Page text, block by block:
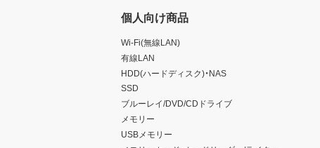
個人向け商品
Wi-Fi(無線LAN)
有線LAN
HDD(ハードディスク)・NAS
SSD
ブルーレイ/DVD/CDドライブ
メモリー
USBメモリー